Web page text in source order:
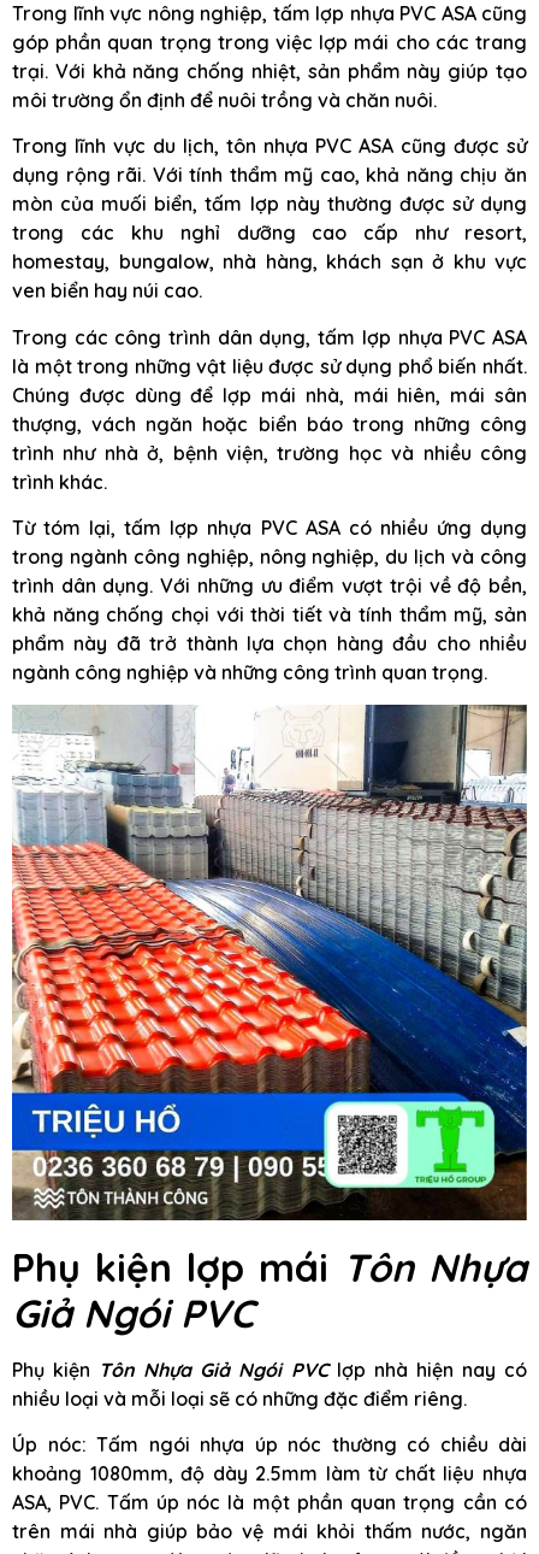
Trong lĩnh vực nông nghiệp, tấm lợp nhựa PVC ASA cũng
góp phần quan trọng trong việc lợp mái cho các trang
trại. Với khả năng chống nhiệt, sản phẩm này giúp tạo
môi trường ổn định để nuôi trồng và chăn nuôi.
Trong lĩnh vực du lịch, tôn nhựa PVC ASA cũng được sử
dụng rộng rãi. Với tính thẩm mỹ cao, khả năng chịu ăn
mòn của muối biển, tấm lợp này thường được sử dụng
trong các khu nghỉ dưỡng cao cấp như resort,
homestay, bungalow, nhà hàng, khách sạn ở khu vực
ven biển hay núi cao.
Trong các công trình dân dụng, tấm lợp nhựa PVC ASA
là một trong những vật liệu được sử dụng phổ biến nhất.
Chúng được dùng để lợp mái nhà, mái hiên, mái sân
thượng, vách ngăn hoặc biển báo trong những công
trình như nhà ở, bệnh viện, trường học và nhiều công
trình khác.
Từ tóm lại, tấm lợp nhựa PVC ASA có nhiều ứng dụng
trong ngành công nghiệp, nông nghiệp, du lịch và công
trình dân dụng. Với những ưu điểm vượt trội về độ bền,
khả năng chống chọi với thời tiết và tính thẩm mỹ, sản
phẩm này đã trở thành lựa chọn hàng đầu cho nhiều
ngành công nghiệp và những công trình quan trọng.
Phụ kiện lợp mái Tôn Nhựa
Giả Ngói PVC
Phụ kiện Tôn Nhựa Giả Ngói PVClợp nhà hiện nay có
nhiều loại và mỗi loại sẽ có những đặc điểm riêng.
Úp nóc: Tấm ngói nhựa úp nóc thường có chiều dài
khoảng 1080mm, độ dày 2.5mm làm từ chất liệu nhựa
ASA, PVC. Tấm úp nóc là một phần quan trọng cần có
trên mái nhà giúp bảo vệ mái khỏi thấm nước, ngăn